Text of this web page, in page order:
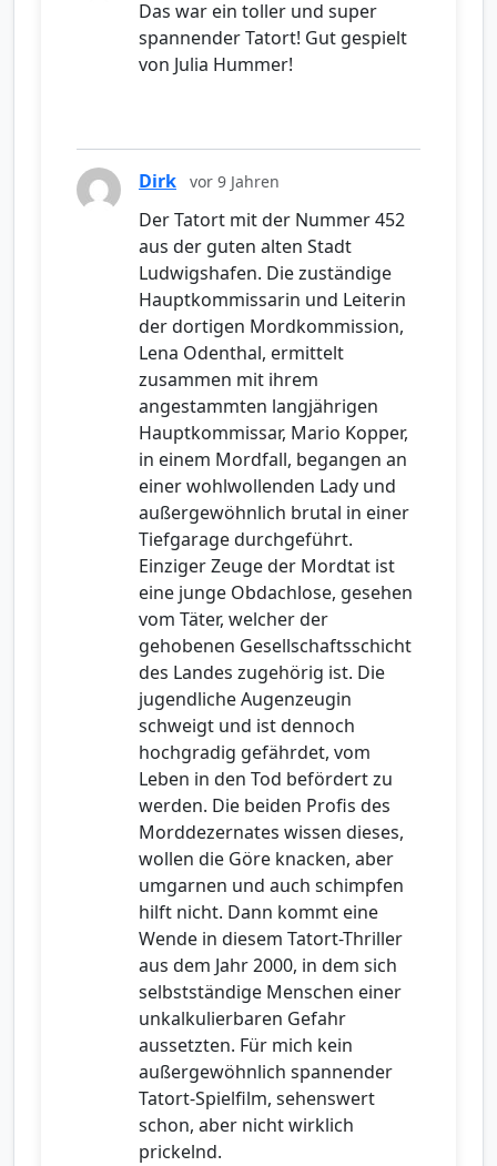
Das war ein toller und super
spannender Tatort! Gut gespielt
von Julia Hummer!
Dirk vor 9 Jahren
Der Tatort mit der Nummer 452
aus der guten alten Stadt
Ludwigshafen. Die zuständige
Hauptkommissarin und Leiterin
der dortigen Mordkommission,
Lena Odenthal, ermittelt
zusammen mit ihrem
angestammten langjährigen
Hauptkommissar, Mario Kopper,
in einem Mordfall, begangen an
einer wohlwollenden Lady und
außergewöhnlich brutal in einer
Tiefgarage durchgeführt.
Einziger Zeuge der Mordtat ist
eine junge Obdachlose, gesehen
vom Täter, welcher der
gehobenen Gesellschaftsschicht
des Landes zugehörig ist. Die
jugendliche Augenzeugin
schweigt und ist dennoch
hochgradig gefährdet, vom
Leben in den Tod befördert zu
werden. Die beiden Profis des
Morddezernates wissen dieses,
wollen die Göre knacken, aber
umgarnen und auch schimpfen
hilft nicht. Dann kommt eine
Wende in diesem Tatort-Thriller
aus dem Jahr 2000, in dem sich
selbstständige Menschen einer
unkalkulierbaren Gefahr
aussetzten. Für mich kein
außergewöhnlich spannender
Tatort-Spielfilm, sehenswert
schon, aber nicht wirklich
prickelnd.